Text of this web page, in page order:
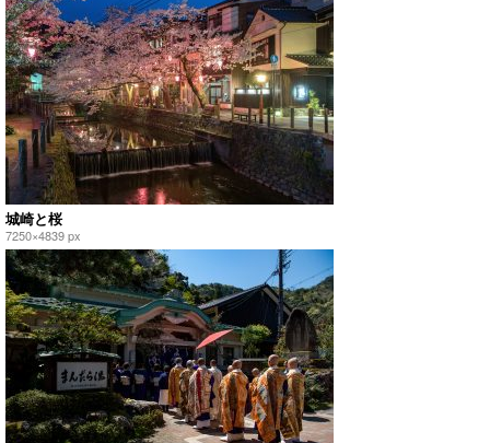
城崎と桜
7250×4839 px